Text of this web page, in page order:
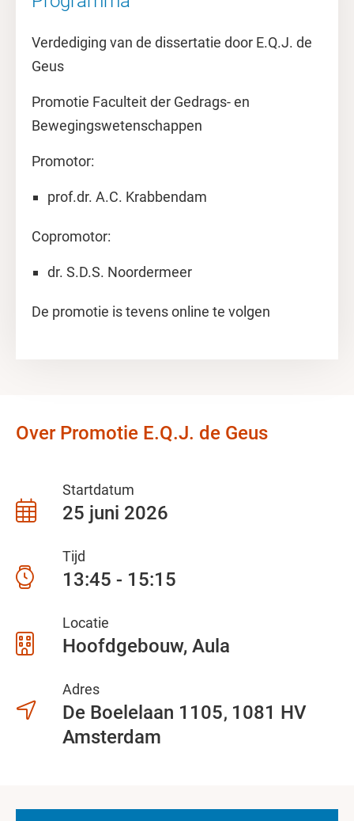
Verdediging van de dissertatie door E.Q.J. de
Geus
Promotie Faculteit der Gedrags- en
Bewegingswetenschappen
Promotor:
prof.dr. A.C. Krabbendam
Copromotor:
dr. S.D.S. Noordermeer
De promotie is tevens online te volgen
Over Promotie E.Q.J. de Geus
Startdatum
25 juni 2026
Tijd
13:45 - 15:15
Locatie
Hoofdgebouw, Aula
Adres
De Boelelaan 1105 1081 HV
Amsterdam